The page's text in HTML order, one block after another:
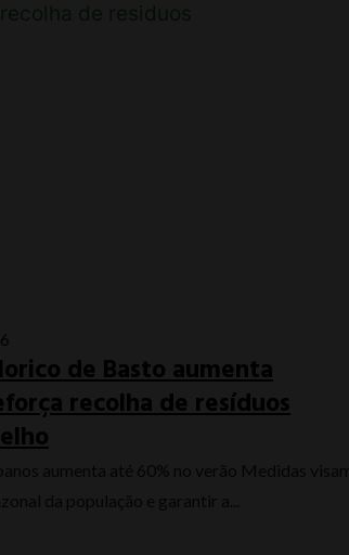
de Basto aumenta
recolha de resíduos